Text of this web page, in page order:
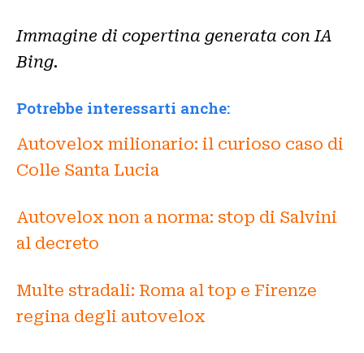
Immagine di copertina generata con IA
Bing.
Potrebbe interessarti anche:
Autovelox milionario: il curioso caso di
Colle Santa Lucia
Autovelox non a norma: stop di Salvini
al decreto
Multe stradali: Roma al top e Firenze
regina degli autovelox